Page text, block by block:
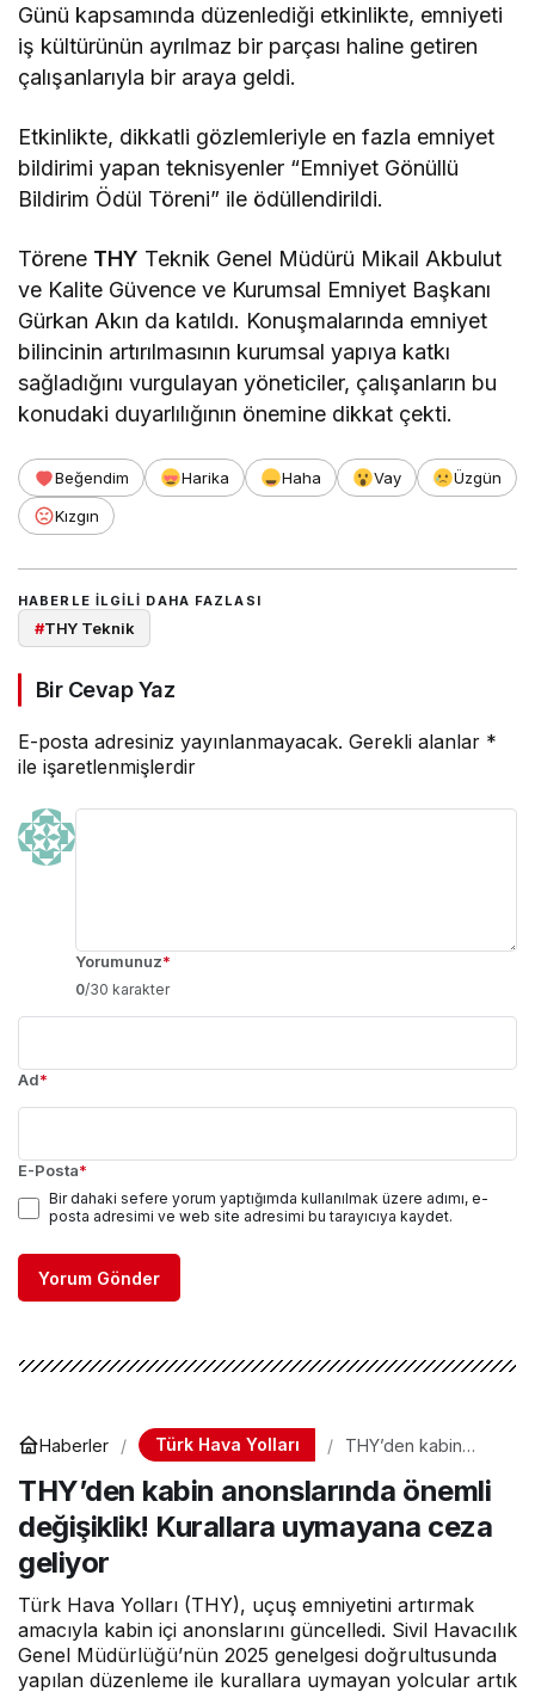
Günü kapsamında düzenlediği etkinlikte, emniyeti
iş kültürünün ayrılmaz bir parçası haline getiren
çalışanlarıyla bir araya geldi.
Etkinlikte, dikkatli gözlemleriyle en fazla emniyet
bildirimi yapan teknisyenler “Emniyet Gönüllü
Bildirim Ödül Töreni” ile ödüllendirildi.
Törene THY Teknik Genel Müdürü Mikail Akbulut
ve Kalite Güvence ve Kurumsal Emniyet Başkanı
Gürkan Akın da katıldı. Konuşmalarında emniyet
bilincinin artırılmasının kurumsal yapıya katkı
sağladığını vurgulayan yöneticiler, çalışanların bu
konudaki duyarlılığının önemine dikkat çekti.
Beğendim Harika Haha Vay
Üzgün
Kızgın
HABERLE ILGILI DAHA FAZLASI
#THY Teknik
Bir Cevap Yaz
E-posta adresiniz yayınlanmayacak. Gerekli alanlar *
ile işaretlenmişlerdir
Yorumunuz*
0/30 karakter
Ad*
E-Posta*
Bir dahaki sefere yorum yaptığımda kullanılmak üzere adımı, e-
posta adresimi ve web site adresimi bu tarayıcıya kaydet.
Yorum Gönder
Haberler Türk Hava Yolları
THY’den kabin
değişiklik! Kurallara
uymayana ceza
geliyor
THY’den kabin anonslarında önemli
değişiklik! Kurallara uymayana ceza
geliyor
Türk Hava Yolları (THY), uçuş emniyetini artırmak
amacıyla kabin içi anonslarını güncelledi. Sivil Havacılık
Genel Müdürlüğü’nün 2025 genelgesi doğrultusunda
yapılan düzenleme ile kurallara uymayan yolcular artık